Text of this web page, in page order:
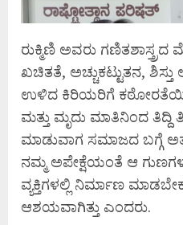
ರುಕ್ಮಿಣಿ ಅವರು ಗಣಿತಶಾಸ್ತ್ರದ
ಖಚಿತತೆ, ಅಚ್ಚುಕಟ್ಟುತನ, ಶಿಸ್ತು
ಉಳಿದ ಕಿರಿಯರಿಗೆ
ಮತ್ತು ಮೃದು ಮಾತಿನಿಂದ
ಮಾಡುವಾಗ ಸಮಾಜದ ಬಗ್ಗೆ
ನಮ್ಮ ಅಪೇಕ್ಷೆಯಂತೆ ಆ
ವ್ಯಕ್ತಿಗಳಲ್ಲಿ ನಿರ್ಮಾಣ
ಆಶಯವಾಗಿತ್ತು ಎಂದರು.